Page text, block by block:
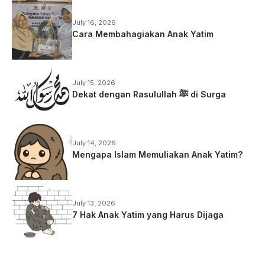
July 16, 2026
Cara Membahagiakan Anak Yatim
July 15, 2026
Dekat dengan Rasulullah ﷺ di Surga
July 14, 2026
Mengapa Islam Memuliakan Anak Yatim?
July 13, 2026
7 Hak Anak Yatim yang Harus Dijaga